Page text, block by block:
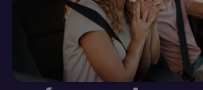
Assurance Moto
Assurance Habitation